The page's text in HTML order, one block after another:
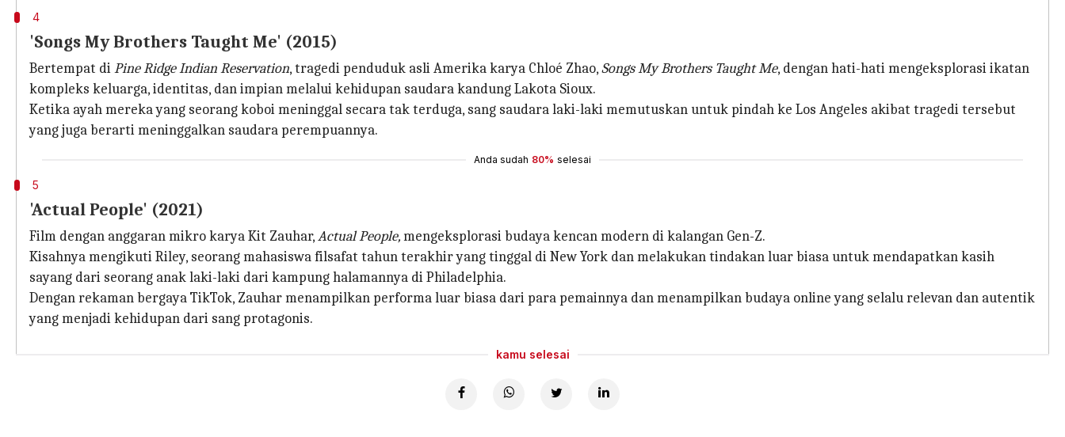
4
'Songs My Brothers Taught Me' (2015)
Bertempat diPine Ridge Indian Reservation, tragedi penduduk asli Amerika karya Chloé Zhao,Songs My Brothers Taught Me, dengan hati-hati mengeksplorasi ikatan
kompleks keluarga, identitas, dan impian melalui kehidupan saudara kandung Lakota Sioux.
Ketika ayah mereka yang seorang koboi meninggal secara tak terduga, sang saudara laki-laki memutuskan untuk pindah ke Los Angeles akibat tragedi tersebut
yang juga berarti meninggalkan saudara perempuannya.
Anda sudah 80% selesai
5
'Actual People' (2021)
Film dengan anggaran mikro karya Kit Zauhar,Actual People,mengeksplorasi budaya kencan modern di kalangan Gen-Z.
Kisahnya mengikuti Riley, seorang mahasiswa filsafat tahun terakhir yang tinggal di New York dan melakukan tindakan luar biasa untuk mendapatkan kasih
sayang dari seorang anak laki-laki dari kampung halamannya di Philadelphia.
Dengan rekaman bergaya TikTok, Zauhar menampilkan performa luar biasa dari para pemainnya dan menampilkan budaya online yang selalu relevan dan autentik
yang menjadi kehidupan dari sang protagonis.
kamu selesai